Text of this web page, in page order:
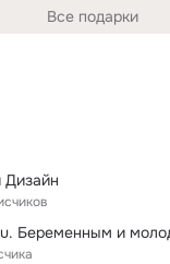
Все подарки
Дизайн
Беременным и